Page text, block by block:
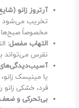
آرتروز زانو
تخریب می‌شود
مخصوصاً صبح‌ها
التهاب مفصل:
نقرس
آسیب‌دیدگی‌های
یا مینیسک
فرد، خشکی زانو
بی‌تحرکی و